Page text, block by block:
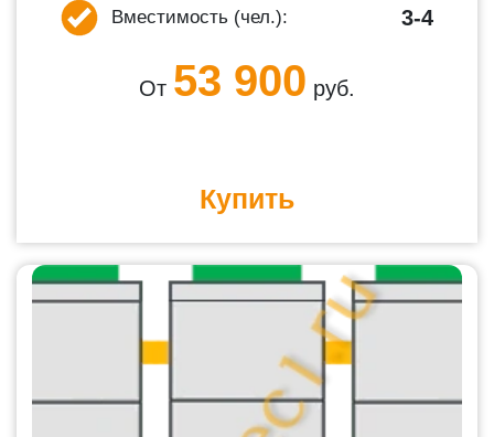
Вместимость (чел.): 3-4
От 53 900 руб.
Купить